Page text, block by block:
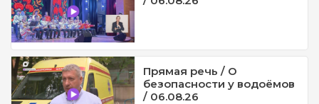
Прямая речь / О
безопасности у водоёмов
/ 06.08.26